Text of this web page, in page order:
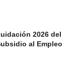
2026 del
al Empleo